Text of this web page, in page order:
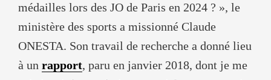
médailles lors des JO de Paris en 2024 ? », le
ministère des sports a missionné Claude
ONESTA. Son travail de recherche a donné lieu
à un rapport, paru en janvier 2018, dont je me